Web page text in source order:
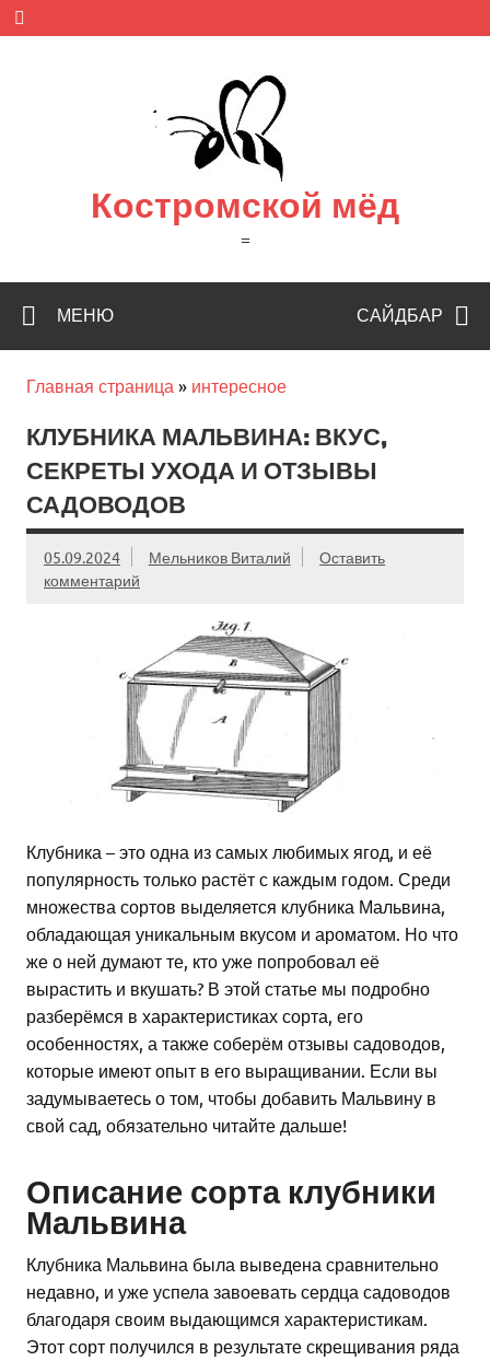
Skip
content
Костромской мёд
=
САЙДБАР
МЕНЮ
Главная страница » интересное
КЛУБНИКА МАЛЬВИНА: ВКУС,
СЕКРЕТЫ УХОДА И ОТЗЫВЫ
САДОВОДОВ
05.09.2024 Мельников Виталий
Оставить
комментарий
Клубника – это одна из самых любимых ягод, и её
популярность только растёт с каждым годом. Среди
множества сортов выделяется клубника Мальвина,
обладающая уникальным вкусом и ароматом. Но что
же о ней думают те, кто уже попробовал её
вырастить и вкушать? В этой статье мы подробно
разберёмся в характеристиках сорта, его
особенностях, а также соберём отзывы садоводов,
которые имеют опыт в его выращивании. Если вы
задумываетесь о том, чтобы добавить Мальвину в
свой сад, обязательно читайте дальше!
Описание сорта клубники
Мальвина
Клубника Мальвина была выведена сравнительно
недавно, и уже успела завоевать сердца садоводов
благодаря своим выдающимся характеристикам.
Этот сорт получился в результате скрещивания ряда